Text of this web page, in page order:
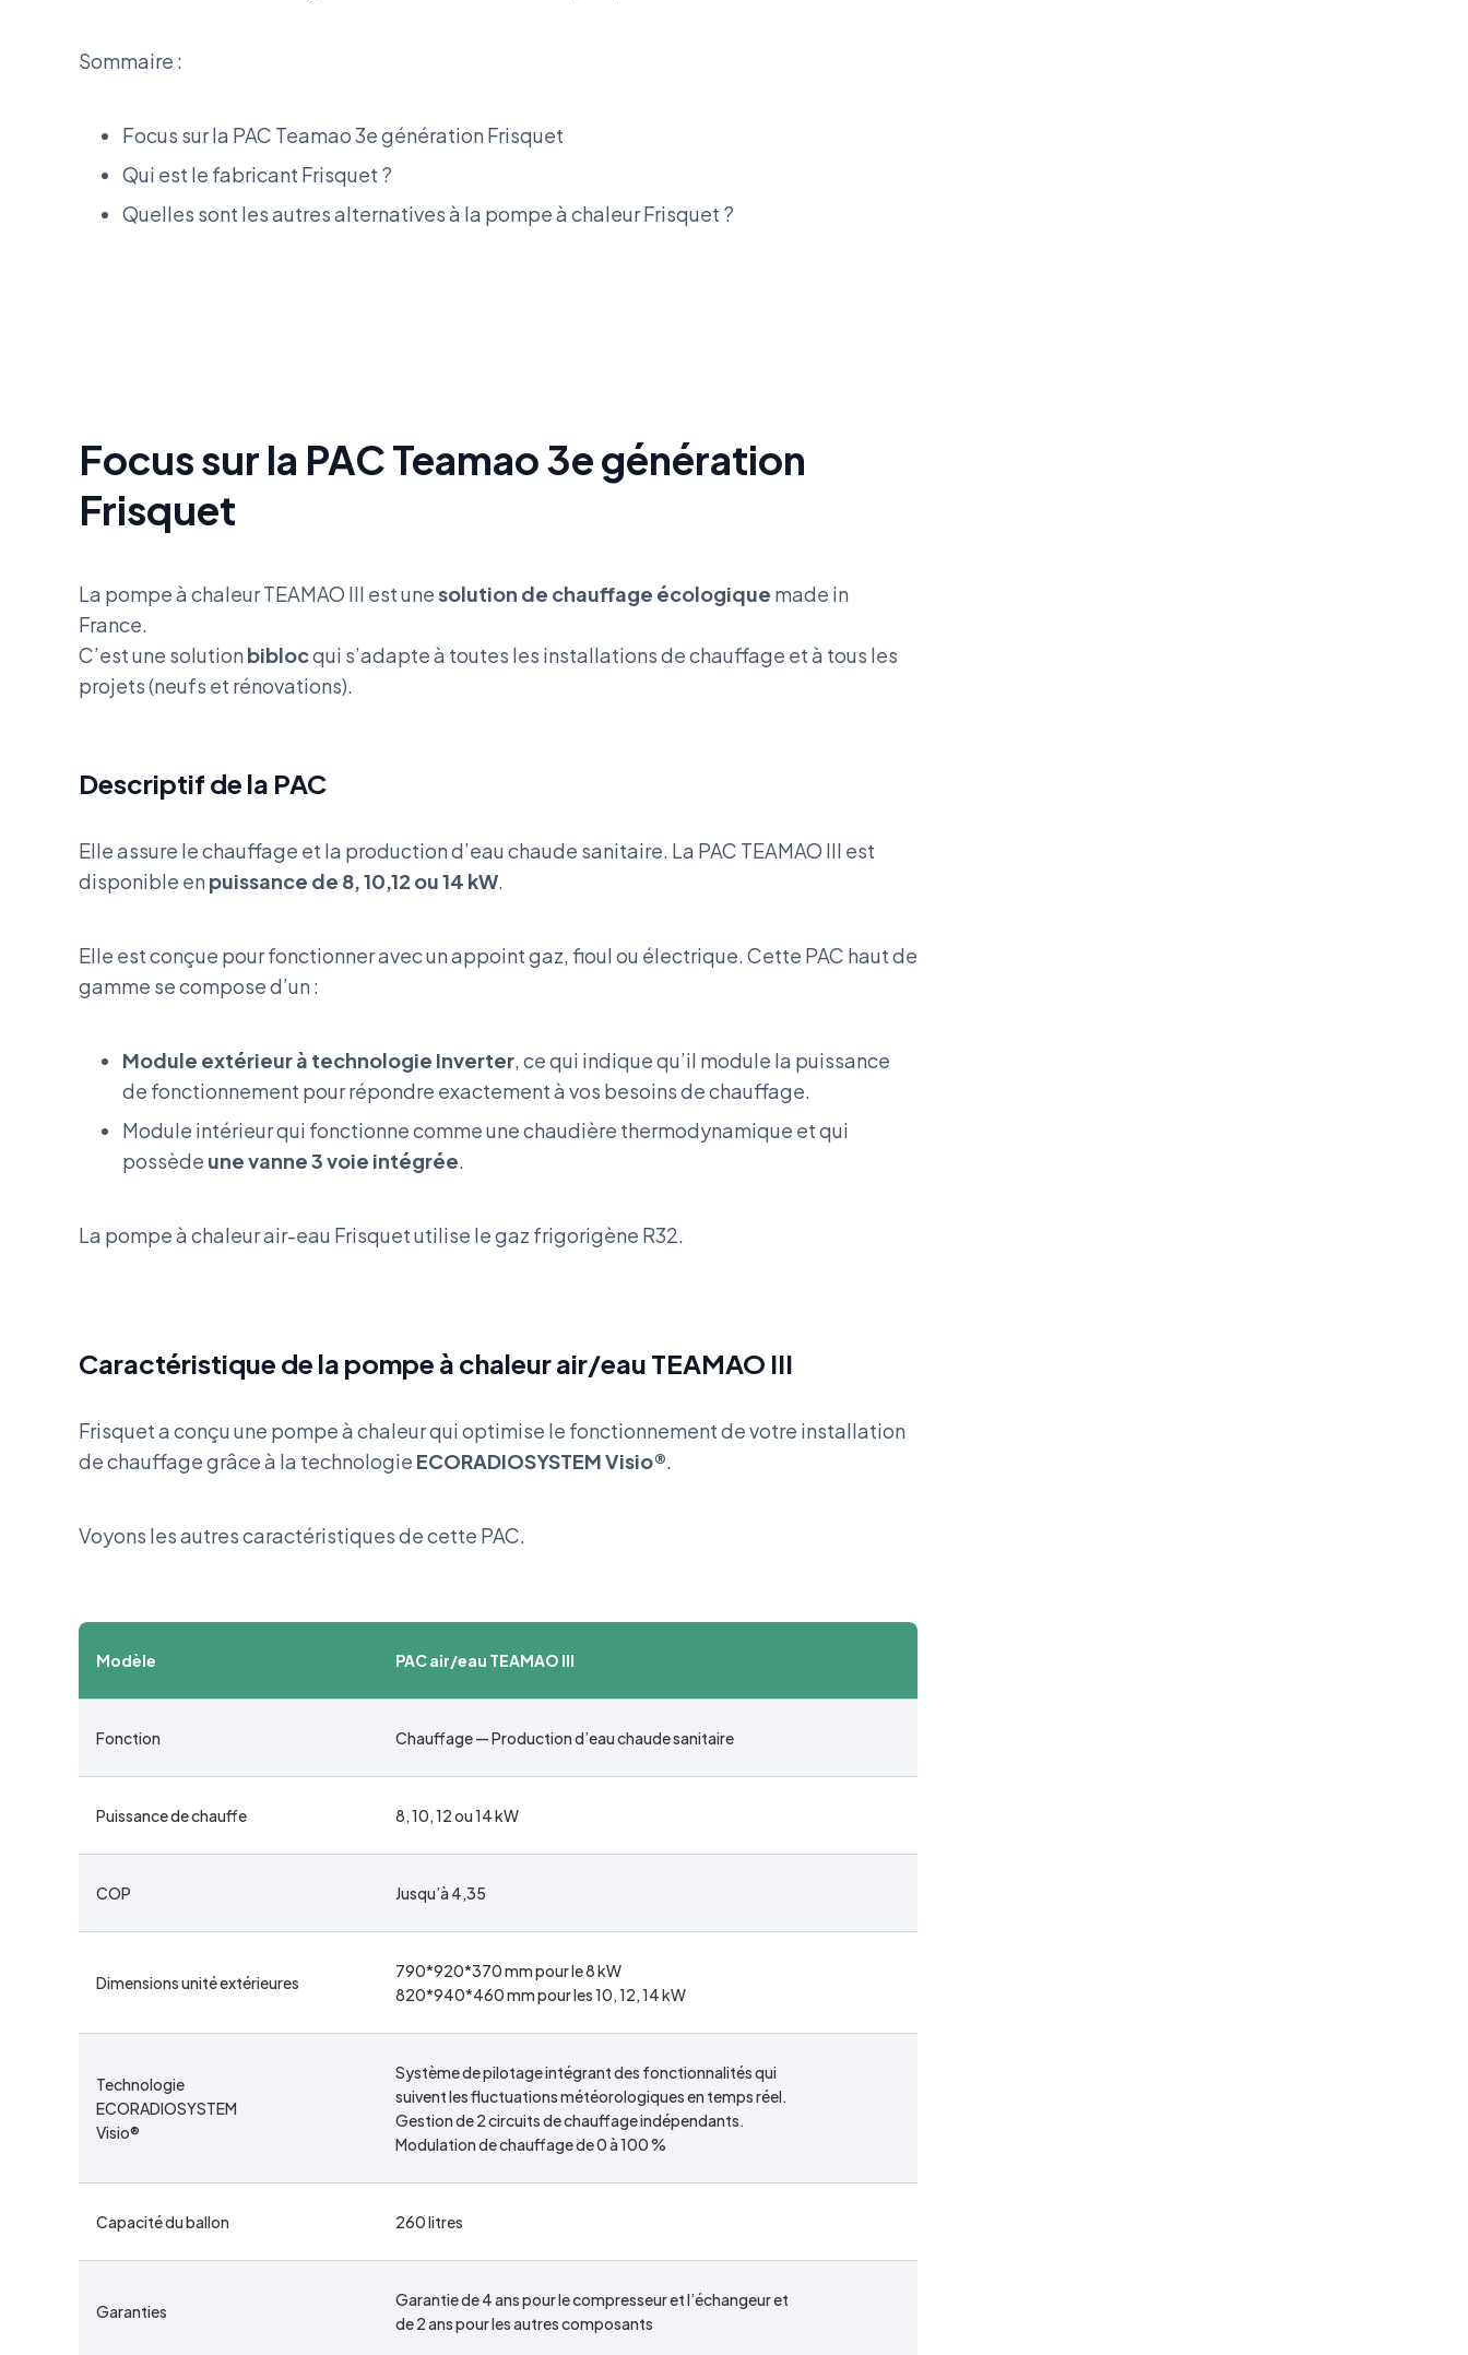
Sommaire :
Focus sur la PAC Teamao 3e génération Frisquet
Qui est le fabricant Frisquet ?
Quelles sont les autres alternatives à la pompe à chaleur Frisquet ?
Focus sur la PAC Teamao 3e génération
Frisquet
La pompe à chaleur TEAMAO III est unesolution de chauffage écologique made in
France.
C’est une solution biblocqui s’adapte à toutes les installations de chauffage et à tous les
projets (neufs et rénovations).
Descriptif de la PAC
Elle assure le chauffage et la production d’eau chaude sanitaire. La PAC TEAMAO III est
disponible en puissance de 8, 10,12 ou 14 kW.
Elle est conçue pour fonctionner avec un appoint gaz, fioul ou électrique. Cette PAC haut de
gamme se compose d’un :
Module extérieur à technologie Inverter, ce qui indique qu’il module la puissance
de fonctionnement pour répondre exactement à vos besoins de chauffage.
Module intérieur qui fonctionne comme une chaudière thermodynamique et qui
possède une vanne 3 voie intégrée.
La pompe à chaleur air-eau Frisquet utilise le gaz frigorigène R32.
Caractéristique de la pompe à chaleur air/eau TEAMAO III
Frisquet a conçu une pompe à chaleur qui optimise le fonctionnement de votre installation
de chauffage grâce à la technologie ECORADIOSYSTEM Visio®.
Voyons les autres caractéristiques de cette PAC.
Modèle PAC air/eau TEAMAO III
Fonction Chauffage — Production d’eau chaude sanitaire
Puissance de chauffe 8, 10, 12 ou 14 kW
COP Jusqu’à 4,35
Dimensions unité extérieures
790*920*370 mm pour le 8 kW
820*940*460 mm pour les 10, 12, 14 kW
Technologie
ECORADIOSYSTEM
Visio®
Système de pilotage intégrant des fonctionnalités qui
suivent les fluctuations météorologiques en temps réel.
Gestion de 2 circuits de chauffage indépendants.
Modulation de chauffage de 0 à 100 %
Capacité du ballon 260 litres
Garanties
Garantie de 4 ans pour le compresseur et l’échangeur et
de 2 ans pour les autres composants